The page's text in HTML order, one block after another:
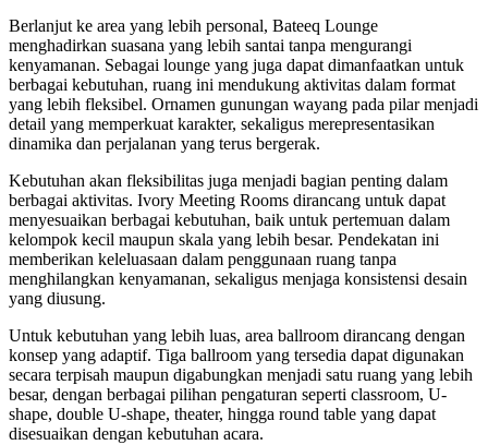
Berlanjut ke area yang lebih personal, Bateeq Lounge
menghadirkan suasana yang lebih santai tanpa mengurangi
kenyamanan. Sebagai lounge yang juga dapat dimanfaatkan untuk
berbagai kebutuhan, ruang ini mendukung aktivitas dalam format
yang lebih fleksibel. Ornamen gunungan wayang pada pilar menjadi
detail yang memperkuat karakter, sekaligus merepresentasikan
dinamika dan perjalanan yang terus bergerak.
Kebutuhan akan fleksibilitas juga menjadi bagian penting dalam
berbagai aktivitas. Ivory Meeting Rooms dirancang untuk dapat
menyesuaikan berbagai kebutuhan, baik untuk pertemuan dalam
kelompok kecil maupun skala yang lebih besar. Pendekatan ini
memberikan keleluasaan dalam penggunaan ruang tanpa
menghilangkan kenyamanan, sekaligus menjaga konsistensi desain
yang diusung.
Untuk kebutuhan yang lebih luas, area ballroom dirancang dengan
konsep yang adaptif. Tiga ballroom yang tersedia dapat digunakan
secara terpisah maupun digabungkan menjadi satu ruang yang lebih
besar, dengan berbagai pilihan pengaturan seperti classroom, U-
shape, double U-shape, theater, hingga round table yang dapat
disesuaikan dengan kebutuhan acara.